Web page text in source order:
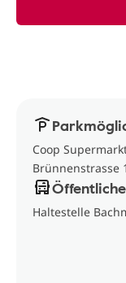
Coop
Brünnenstrasse
Haltestelle